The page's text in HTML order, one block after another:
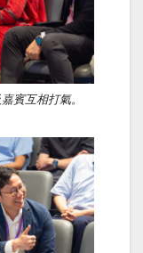
賓互相打氣。